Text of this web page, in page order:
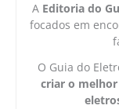
A Editoria do
focados em
O Guia do
criar o